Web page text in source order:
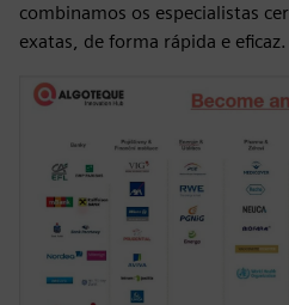
combinamos os especialistas
exatas, de forma rápida e eficaz.